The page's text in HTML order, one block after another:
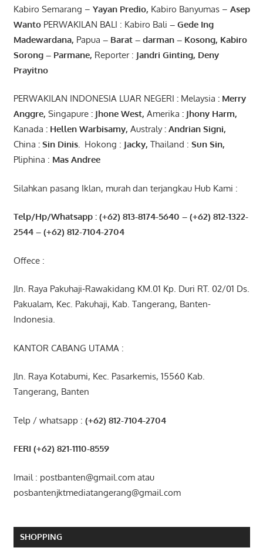
Kabiro Semarang – Yayan Predio, Kabiro Banyumas – Asep
WantoPERWAKILAN BALI : Kabiro Bali – Gede Ing
Madewardana, Papua – Barat – darman– Kosong, Kabiro
Sorong– Parmane, Reporter : Jandri Ginting, Deny
Prayitno
PERWAKILAN INDONESIA LUAR NEGERI : Melaysia : Merry
Anggre, Singapure: JhoneWest, Amerika : JhonyHarm,
Kanada : Hellen Warbisamy, Australy: Andrian Signi,
China : Sin Dinis. Hokong : Jacky, Thailand : Sun Sin,
Pliphina : Mas Andree
Silahkan pasang Iklan, murah dan terjangkau Hub Kami :
Telp/Hp/Whatsapp : (+62) 813-8174-5640 – (+62) 812-1322-
2544– (+62) 812-7104-2704
Offece :
Jln. Raya Pakuhaji-Rawakidang KM.01 Kp. Duri RT. 02/01 Ds.
Pakualam, Kec. Pakuhaji, Kab. Tangerang, Banten-
Indonesia.
KANTOR CABANG UTAMA :
Jln. Raya Kotabumi, Kec. Pasarkemis, 15560 Kab.
Tangerang, Banten
Telp / whatsapp : (+62) 812-7104-2704
FERI (+62) 821-1110-8559
Imail : postbanten@gmail.com atau
posbantenjktmediatangerang@gmail.com
SHOPPING